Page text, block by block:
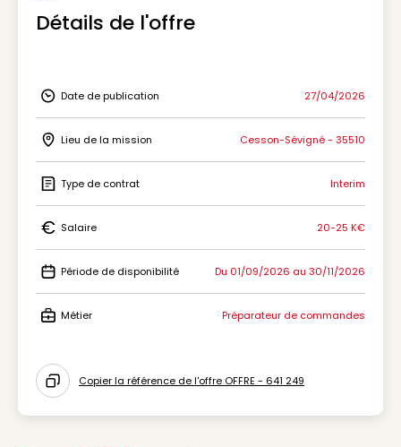
Détails de l'offre
Icon Date de publication
Date de publication 27/04/2026
Icon Lieu de la mission
Lieu de la mission Cesson-Sévigné - 35510
Icon Type de contrat
Type de contrat Interim
Icon Salaire
Salaire 20-25 K€
Icon Période de disponibilité
Période de disponibilité Du 01/09/2026 au 30/11/2026
Métier Préparateur de commandes
Icon copy to clipboard
Copier la référence de l'offre OFFRE - 641 249